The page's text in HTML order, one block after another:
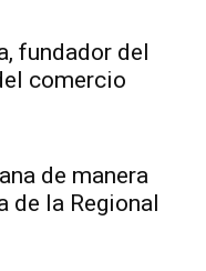
fundador del
comercio
de manera
de la Regional